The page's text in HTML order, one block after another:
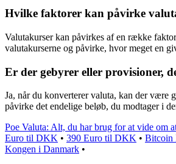
Hvilke faktorer kan påvirke
Valutakurser kan påvirkes af en række
valutakurserne og påvirke, hvor meget en
Er der gebyrer eller provisioner,
Ja, når du konverterer valuta, kan der være
påvirke det endelige beløb, du modtager i
Poe Valuta: Alt, du har brug for at vide om
Euro til DKK • 390 Euro til DKK • Bitcoin
Kongen i Danmark •